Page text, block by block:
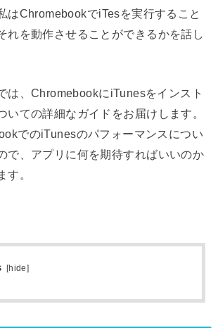
はChromebookでiTesを実行すること
れを動作させることができるかを話し
は、ChromebookにiTunesをインスト
いての詳細なガイドをお届けします。
でのiTunesのパフォーマンスについ
で、アプリに何を期待すればいいのか
す。
[hide]